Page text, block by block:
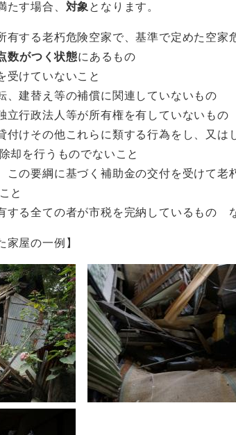
たす場合、 対象 となります。
する老朽危険空家で、基準で定めた空家
数がつく状態にあるもの
けていないこと
建替え等の補償に関連していないもの
行政法人等が所有権を有していないもの
けその他これらに類する行為をし、又は
を行うものでないこと
の要綱に基づく補助金の交付を受けて老
と
る全ての者が市税を完納しているもの
家屋の一例】